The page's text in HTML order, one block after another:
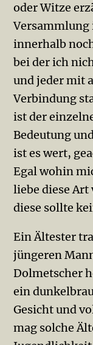
oder Witze
innerhalb
bei der ich
und jeder mit
Verbindung
ist der
Bedeutung
ist es wert,
Egal wohin
liebe diese
diese sollte
Ein Ältester
jüngeren
Dolmetscher
ein
Gesicht und
mag solche